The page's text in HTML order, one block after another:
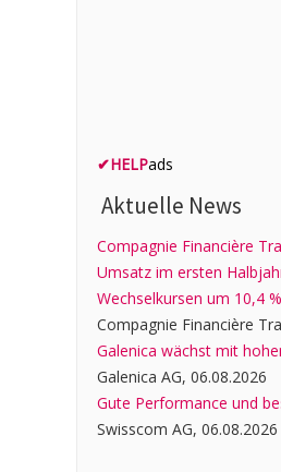
✔HELPads
Aktuelle News
Compagnie Financière
Umsatz im ersten
Wechselkursen um 10,4 %
Compagnie Financière
Galenica wächst mit
Galenica AG, 06.08.2026
Gute Performance und
Swisscom AG, 06.08.2026